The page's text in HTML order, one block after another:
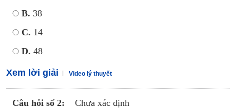
B. 38
C. 14
D. 48
Xem lời giải Video lý thuyết
Câu hỏi số 2:
Chưa xác định